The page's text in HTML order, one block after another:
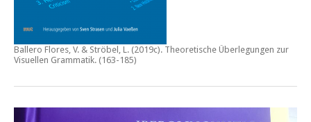
Ballero Flores, V. & Ströbel, L. (2019c). Theoretische Überlegungen zur
Visuellen Grammatik. (163-185)